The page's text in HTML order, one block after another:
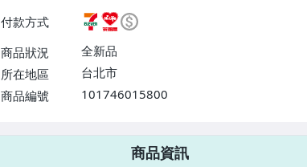
ELEVEN取貨不付款【免運費】、萊爾富
或消費滿$1298免運費】、宅配/貨運【單
$1598免運費】
付款方式
商品狀況
全新品
所在地區
台北市
商品編號
101746015800
7-ELEVEN 運費只要38元
不限金額、筆數，筆筆優惠無限次！
商品資訊